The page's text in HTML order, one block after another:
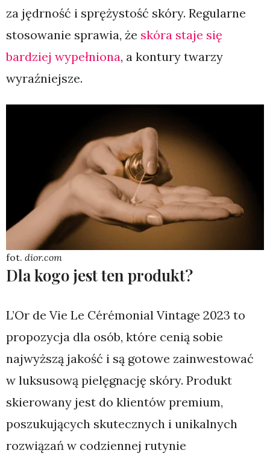
za jędrność i sprężystość skóry. Regularne
stosowanie sprawia, że skóra staje się
bardziej wypełniona, a kontury twarzy
wyraźniejsze.
fot. dior.com
Dla kogo jest ten produkt?
L’Or de Vie Le Cérémonial Vintage 2023 to
propozycja dla osób, które cenią sobie
najwyższą jakość i są gotowe zainwestować
w luksusową pielęgnację skóry. Produkt
skierowany jest do klientów premium,
poszukujących skutecznych i unikalnych
rozwiązań w codziennej rutynie